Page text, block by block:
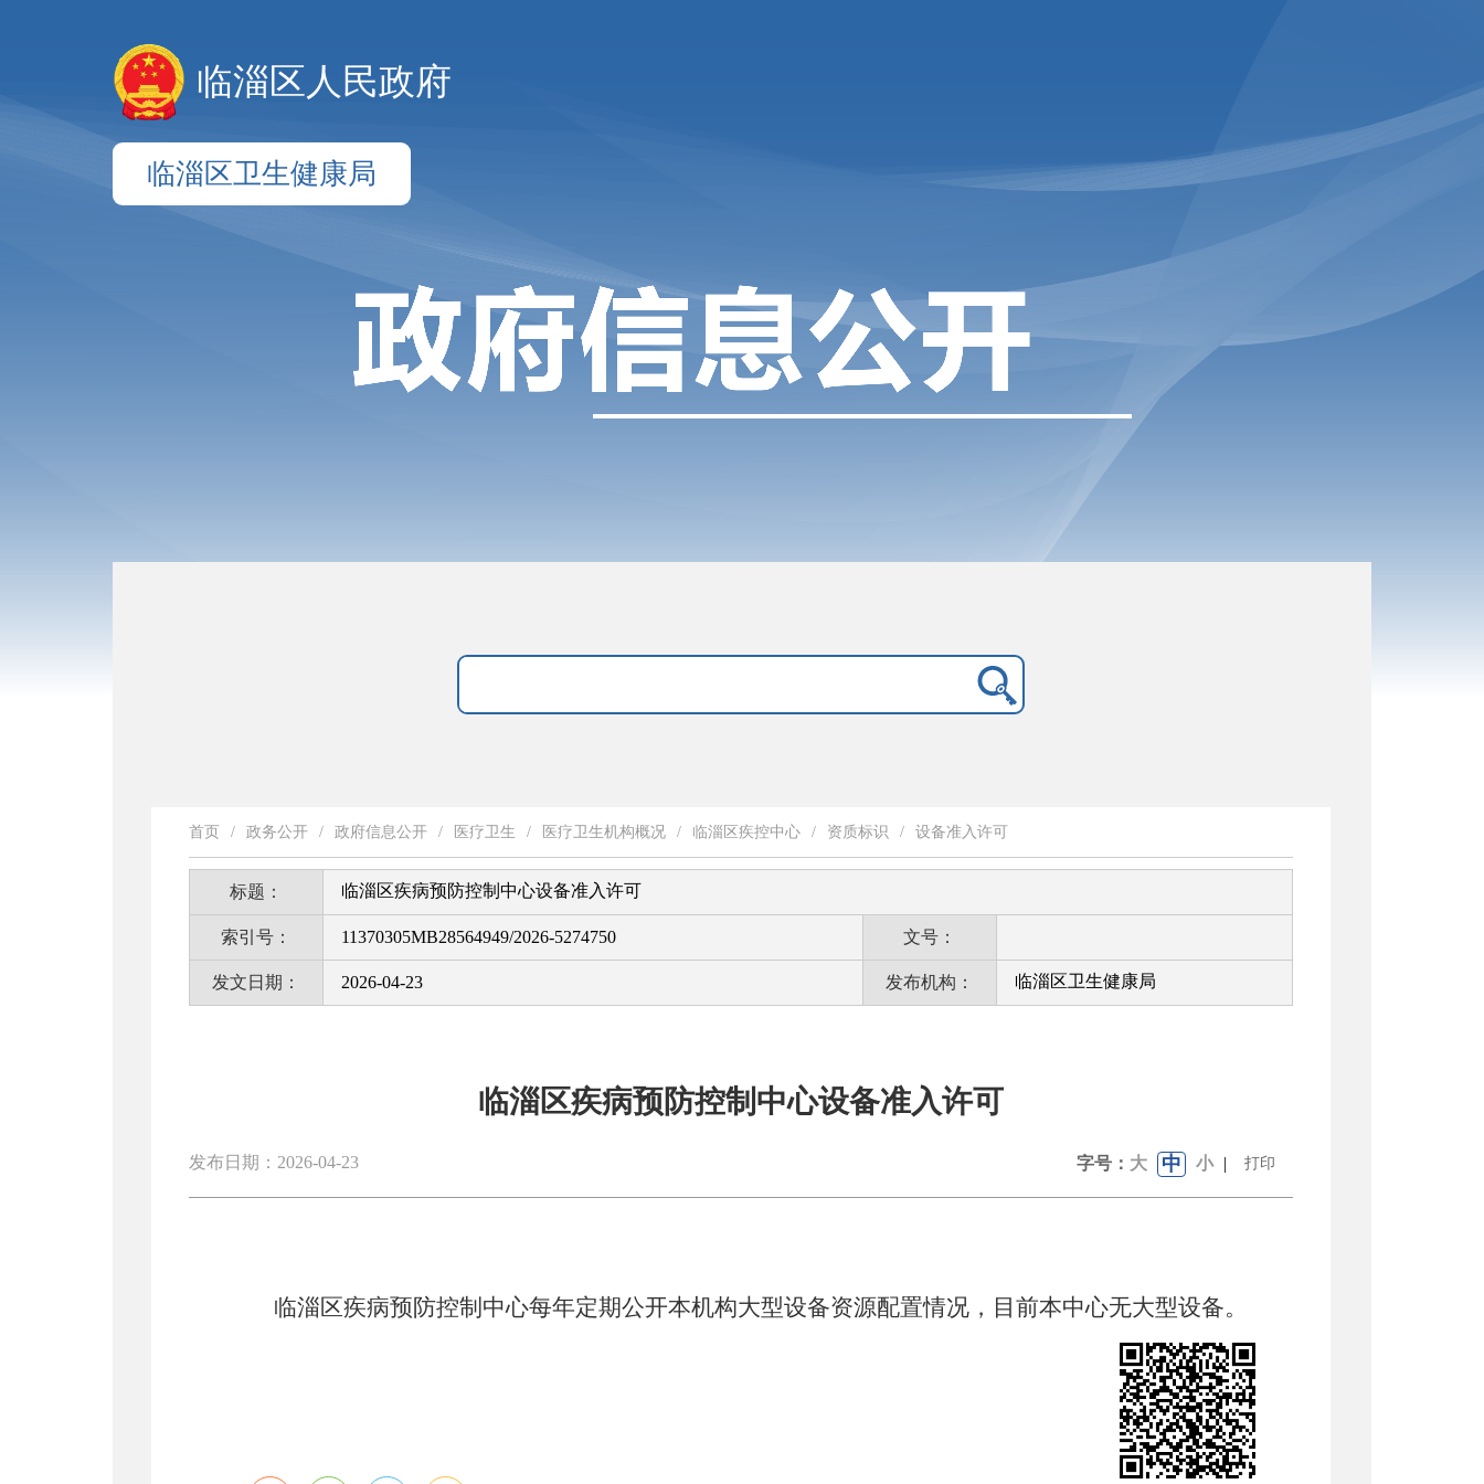
临淄区人民政府
临淄区卫生健康局
首页 / 政务公开 / 政府信息公开 / 医疗卫生 / 医疗卫生机构概况 / 临淄区疾控中心 / 资质标识 / 设备准入许可
标题： 临淄区疾病预防控制中心设备准入许可
索引号： 11370305MB28564949/2026-5274750 文号：
发文日期： 2026-04-23 发布机构： 临淄区卫生健康局
临淄区疾病预防控制中心设备准入许可
发布日期：2026-04-23 字号： 大 中 小 | 打印
临淄区疾病预防控制中心每年定期公开本机构大型设备资源配置情况， 目前本中心无大型设备。